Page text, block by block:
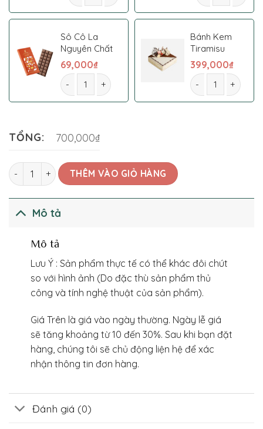
Hoa Cưới 0010 số lượng Hoa Cưới 0010
Sô Cô La
Nguyên Chất
69,000₫
Hoa Cưới 0010 số lượng
Bánh Kem
Tiramisu
399,000₫
Hoa Cưới 0010 số
TỔNG: 700,000₫
Hoa Cưới 0010 số lượngTHÊM VÀO GIỎ HÀNG
Mô tả
Mô tả
Lưu Ý : Sản phẩm thực tế có thể khác đôi chút
so với hình ảnh (Do đặc thù sản phẩm thủ
công và tính nghệ thuật của sản phẩm).
Giá Trên là giá vào ngày thường. Ngày lễ giá
sẽ tăng khoảng từ 10 đến 30%. Sau khi bạn đặt
hàng, chúng tôi sẽ chủ động liện hệ để xác
nhận thông tin đơn hàng.
Đánh giá (0)